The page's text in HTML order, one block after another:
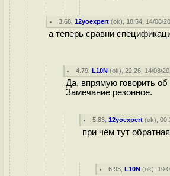
3.68 ,12yoexpert (ok), 18:54, 14/08/
а теперь сравни
4.79 ,L10N (ok), 22:26, 14/08/
Да, впрямую говорить
Замечание резонное.
5.83 ,12yoexpert (ok),
при чём тут
6.93 ,L10N (ok),